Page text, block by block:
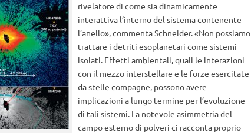
rivelatore di come sia dinamicamente
interattiva l’interno del sistema contenente
l’anello», commenta Schneider. «Non possiamo
trattare i detriti esoplanetari come sistemi
isolati. Effetti ambientali, quali le interazioni
con il mezzo interstellare e le forze esercitate
da stelle compagne, possono avere
implicazioni a lungo termine per l’evoluzione
di tali sistemi. La notevole asimmetria del
campo esterno di polveri ci racconta proprio